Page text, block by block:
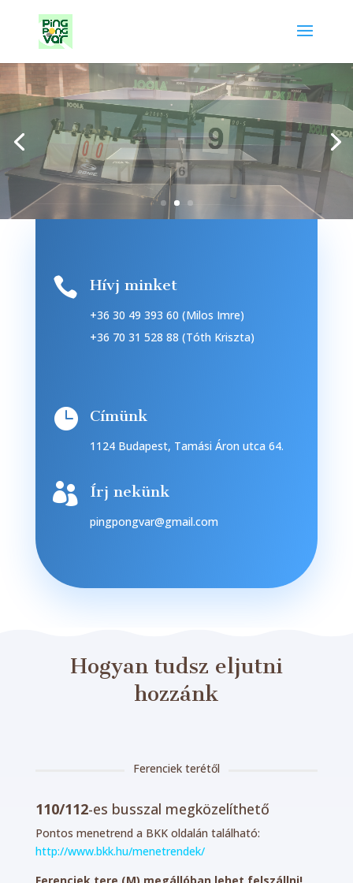
 Hívj minket
+36 30 49 393 60 (Milos Imre)
+36 70 31 528 88 (Tóth Kriszta)
 Címünk
1124 Budapest, Tamási Áron utca 64.
 Írj nekünk
pingpongvar@gmail.com
Hogyan tudsz eljutni
hozzánk
Ferenciek terétől
110/112-es busszal megközelíthető
Pontos menetrend a BKK oldalán található:
http://www.bkk.hu/menetrendek/